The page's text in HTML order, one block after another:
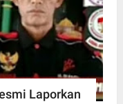
Laporkan